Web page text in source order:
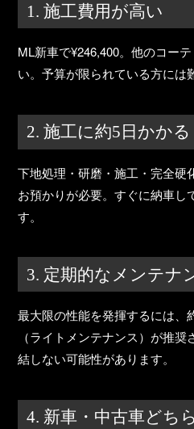
1. 施工費用が高い
ML新車で¥246,400。他のコー
い。予算が限られている方には
2. 施工に約5日かかる
下地処理・研磨・施工・完全硬
お預かりが必要。すぐに納車し
す。
3. 定期的なメンテナ
最大限の性能を発揮するには、
（ライトメンテナンス） が推奨
結しない可能性があります。
4. 新車・中古車どち